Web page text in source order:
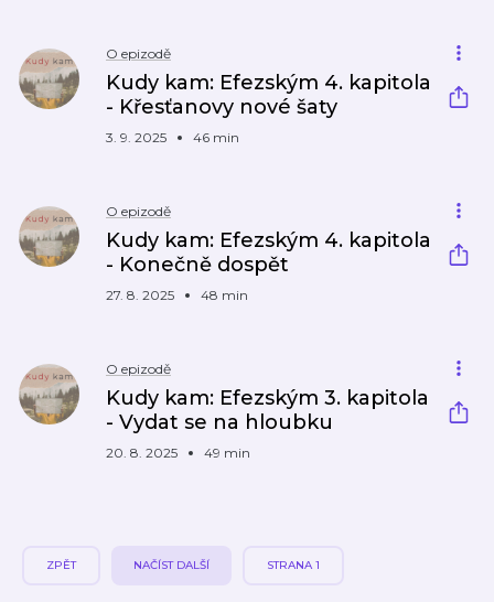
O epizodě
Kudy kam: Efezským 4. kapitola
- Křesťanovy nové šaty
3. 9. 2025 46 min
O epizodě
Kudy kam: Efezským 4. kapitola
- Konečně dospět
27. 8. 2025 48 min
O epizodě
Kudy kam: Efezským 3. kapitola
- Vydat se na hloubku
20. 8. 2025 49 min
ZPĚT NAČÍST DALŠÍ STRANA 1